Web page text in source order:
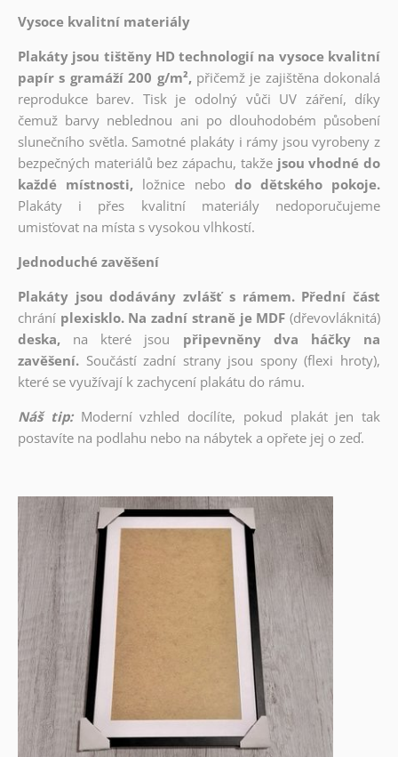
Vysoce kvalitní materiály
Plakáty jsou tištěny HD technologií na vysoce kvalitní
papír s gramáží 200 g/m², přičemž je zajištěna dokonalá
reprodukce barev. Tisk je odolný vůči UV záření, díky
čemuž barvy neblednou ani po dlouhodobém působení
slunečního světla. Samotné plakáty i rámy jsou vyrobeny z
bezpečných materiálů bez zápachu, takže jsou vhodné do
každé místnosti, ložnice nebo do dětského pokoje.
Plakáty i přes kvalitní materiály nedoporučujeme
umisťovat na místa s vysokou vlhkostí.
Jednoduché zavěšení
Plakáty jsou dodávány zvlášť s rámem. Přední část
chrání plexisklo. Na zadní straně je MDF (dřevovláknitá)
deska,
na které jsou
připevněny dva háčky na
zavěšení. Součástí zadní strany jsou spony (flexi hroty),
které se využívají k zachycení plakátu do rámu.
Náš tip: Moderní vzhled docílíte, pokud plakát jen tak
postavíte na podlahu nebo na nábytek a opřete jej o zeď.